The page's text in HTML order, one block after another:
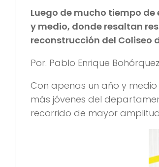
Luego de mucho tiempo
y medio, donde resaltan
reconstrucción del Coliseo
Por. Pablo Enrique Bohórquez
Con apenas un año y
más jóvenes del
recorrido de mayor